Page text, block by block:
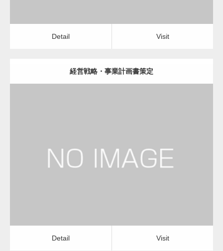
Detail Visit
経営戦略・事業計画書策定
Detail Visit
Detail Visit